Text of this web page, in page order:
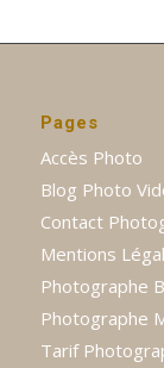
Pages
Accès Photo
Blog Photo
Contact
Mentions
Photographe
Photographe
Tarif